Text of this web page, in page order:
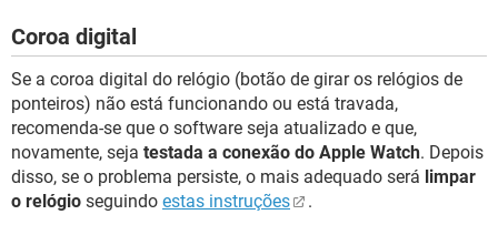
Coroa digital
Se a coroa digital do relógio (botão de girar os relógios de
ponteiros) não está funcionando ou está travada,
recomenda-se que o software seja atualizado e que,
novamente, seja testada a conexão do Apple Watch. Depois
disso, se o problema persiste, o mais adequado será limpar
o relógio seguindo estas instruções .